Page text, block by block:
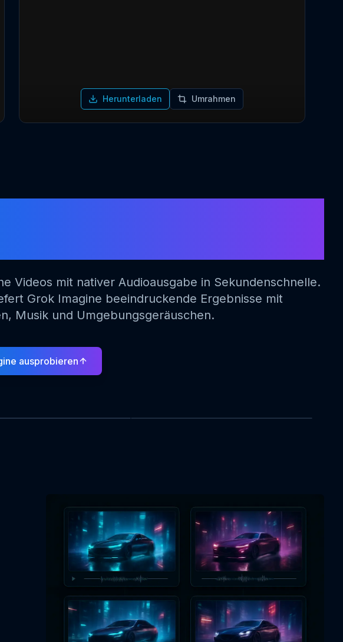
Herunterladen Umrahmen
Videos mit nativer Audioausgabe in Sekundenschnelle.
Grok Imagine beeindruckende Ergebnisse mit
Musik und Umgebungsgeräuschen.
ausprobieren